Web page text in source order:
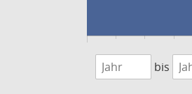
1474
bis